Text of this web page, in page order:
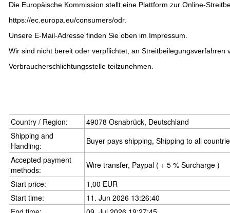
Die Europäische Kommission stellt eine Plattform zur Online-
https://ec.europa.eu/consumers/odr.
Unsere E-Mail-Adresse finden Sie oben im Impressum.
Wir sind nicht bereit oder verpflichtet, an Streitbeilegungsverfahren
Verbraucherschlichtungsstelle teilzunehmen.
Country / Region:
49078 Osnabrück, Deutschland
Shipping and
Handling:
Buyer pays shipping, Shipping to all
Accepted payment
methods:
Wire transfer, Paypal ( + 5 % Surcharge )
Start price:
1,00 EUR
Start time:
11. Jun 2026 13:26:40